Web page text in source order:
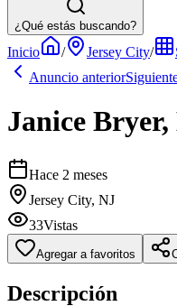
¿Qué estás buscando?
Inicio / Jersey City/
Anuncio anterior
Janice
Hace 2 meses
Jersey City, NJ
33Vistas
Agregar a favoritos
Descripción